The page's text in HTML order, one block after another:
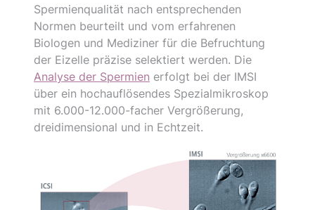
Spermienqualität nach entsprechenden
Normen beurteilt und vom erfahrenen
Biologen und Mediziner für die Befruchtung
der Eizelle präzise selektiert werden. Die
Analyse der Spermien erfolgt bei der IMSI
über ein hochauflösendes Spezialmikroskop
mit 6.000-12.000-facher Vergrößerung,
dreidimensional und in Echtzeit.